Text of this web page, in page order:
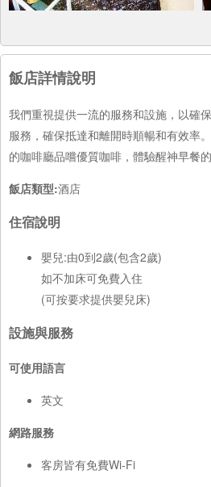
飯店詳情說明
我們重視提供一流的服務和設施，以確
服務，確保抵達和離開時順暢和有效率
的咖啡廳品嚐優質咖啡，體驗醒神早餐
飯店類型:酒店
住宿說明
嬰兒:由0到2歲(包含2歲)
如不加床可免費入住
(可按要求提供嬰兒床)
設施與服務
可使用語言
英文
網路服務
客房皆有免費Wi-Fi